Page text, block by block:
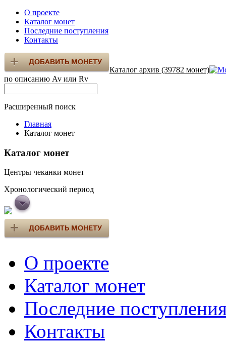
О проекте
Каталог монет
Последние поступления
Контакты
Каталог архив (39782 монет)
по описанию Av или Rv
Расширенный поиск
Главная
Каталог монет
Каталог монет
Центры чеканки монет
Хронологический период
О проекте
Каталог монет
Последние
Контакты